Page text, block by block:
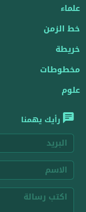
علماء
خط الزمن
خريطة
مخطوطات
علوم
رأيك يهمنا